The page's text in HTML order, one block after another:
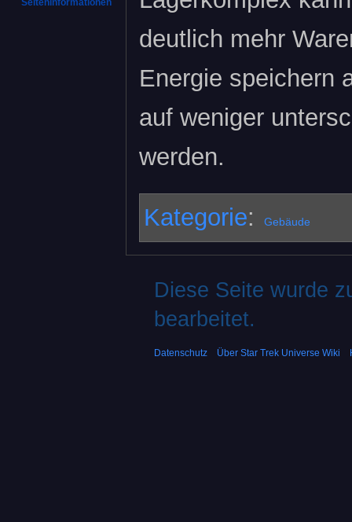
deutlich mehr
Energie speichern
auf weniger
werden.
Kategorie: Gebäude
Diese Seite wurde
bearbeitet.
Datenschutz Über Star Trek Universe Wiki